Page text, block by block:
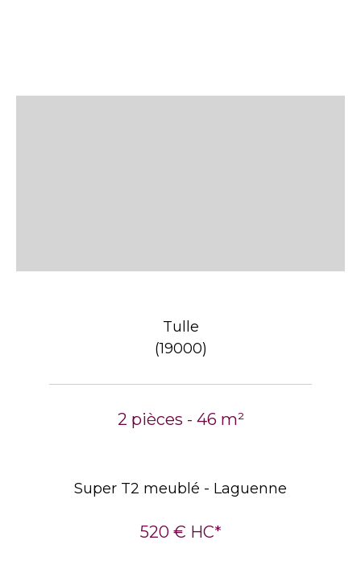
Tulle
(19000)
2 pièces - 46 m²
Super T2 meublé - Laguenne
520 € HC*